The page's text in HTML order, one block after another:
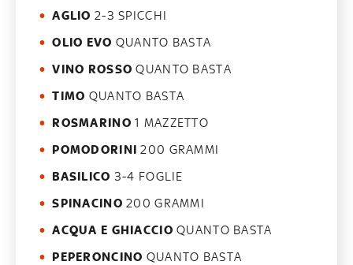
AGLIO 2-3 SPICCHI
OLIO EVO QUANTO BASTA
VINO ROSSO QUANTO BASTA
TIMO QUANTO BASTA
ROSMARINO 1 MAZZETTO
POMODORINI 200 GRAMMI
BASILICO 3-4 FOGLIE
SPINACINO 200 GRAMMI
ACQUA E GHIACCIO QUANTO BASTA
PEPERONCINO QUANTO BASTA